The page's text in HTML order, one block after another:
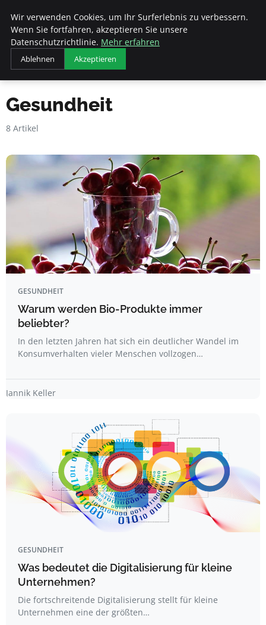
Veranstaltungen
Fds
Gesundheit
8 Artikel
GESUNDHEIT
Warum werden Bio-Produkte immer
beliebter?
In den letzten Jahren hat sich ein deutlicher Wandel im
Konsumverhalten vieler Menschen vollzogen…
Jannik Keller
GESUNDHEIT
Was bedeutet die Digitalisierung für kleine
Unternehmen?
Die fortschreitende Digitalisierung stellt für kleine
Unternehmen eine der größten…
Wir verwenden Cookies, um Ihr Surferlebnis zu verbessern.
Wenn Sie fortfahren, akzeptieren Sie unsere
Datenschutzrichtlinie. Mehr erfahren
Ablehnen Akzeptieren